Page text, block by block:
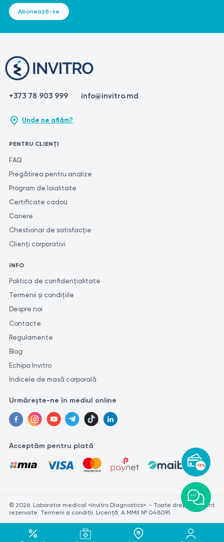
-15%
Abonează-te
+373 78 903 999 info@invitro.md
Unde ne aflăm?
PENTRU CLIENȚI
FAQ
Pregătirea pentru analize
Program de loialitate
Certificate cadou
Cariere
Chestionar de satisfacție
Clienți corporativi
INFO
Politica de confidențialitate
Termenii și condițiile
Despre noi
Contacte
Regulamente
Blog
Echipa Invitro
Indicele de masă corporală
Urmărește-ne în mediul online
Acceptăm pentru plată
© 2026. Laborator medical «Invitro Diagnostics». - Toate drepturile sunt
rezervate. Termeni și condiții. Licență: A MMII № 048091.